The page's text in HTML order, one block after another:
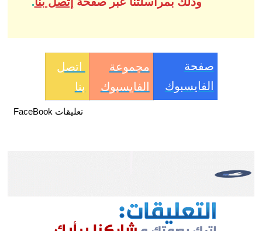
صفحة
الفايسبوك
مجموعة
الفايسبوك
اتصل
بنا
تعليقات FaceBook